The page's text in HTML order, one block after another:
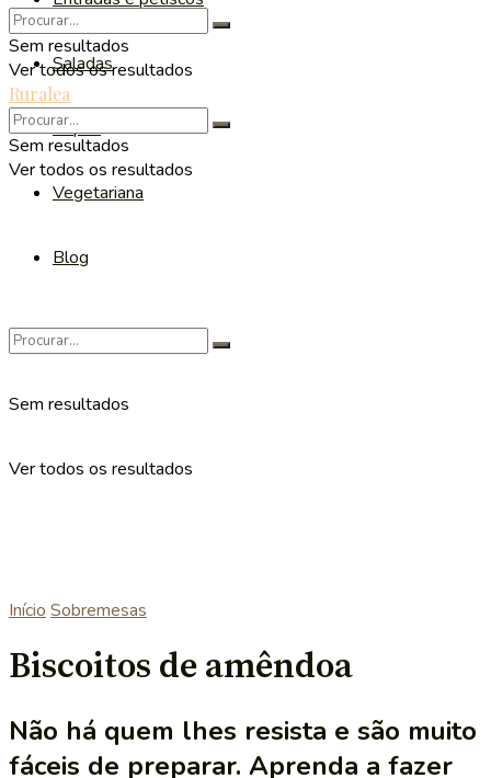
Saladas
Sopas
Vegetariana
Blog
Sem resultados
Ver todos os resultados
Sem resultados
Ver todos os resultados
Ruralea
Sem resultados
Ver todos os resultados
Início Sobremesas
Biscoitos de amêndoa
Não há quem lhes resista e são muito
fáceis de preparar. Aprenda a fazer